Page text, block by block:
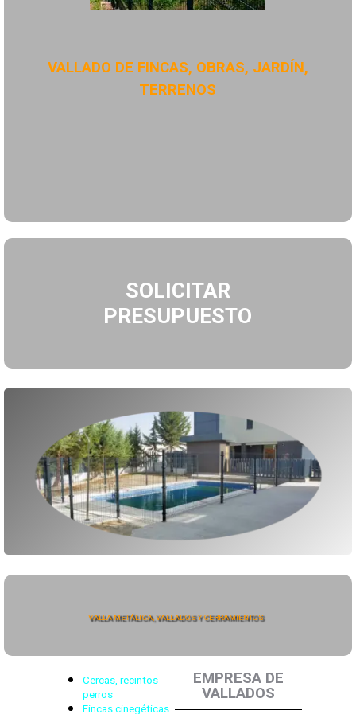
VALLADO DE FINCAS, OBRAS, JARDÍN,
TERRENOS
SOLICITAR
PRESUPUESTO
VALLA METÁLICA, VALLADOS Y CERRAMIENTOS
Cercas, recintos
perros
Fincas cinegéticas
EMPRESA DE
VALLADOS